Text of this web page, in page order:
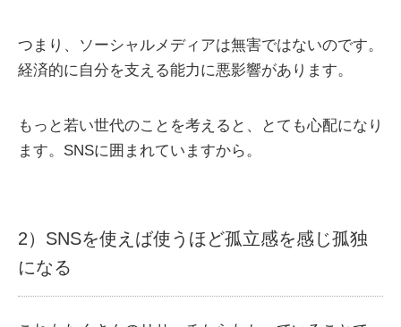
つまり、ソーシャルメディアは無害ではないのです。
経済的に自分を支える能力に悪影響があります。
もっと若い世代のことを考えると、とても心配になり
ます。SNSに囲まれていますから。
2）SNSを使えば使うほど孤立感を感じ孤独
になる